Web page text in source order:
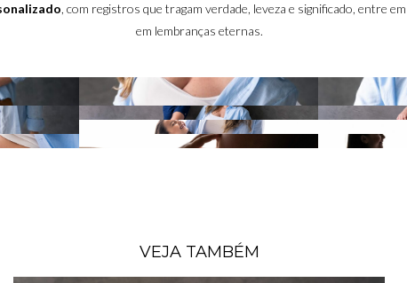
, com registros que tragam verdade, leveza e significado, entre
em lembranças eternas.
VEJA TAMBÉM